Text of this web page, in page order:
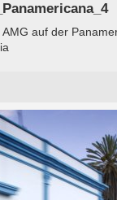
auf der